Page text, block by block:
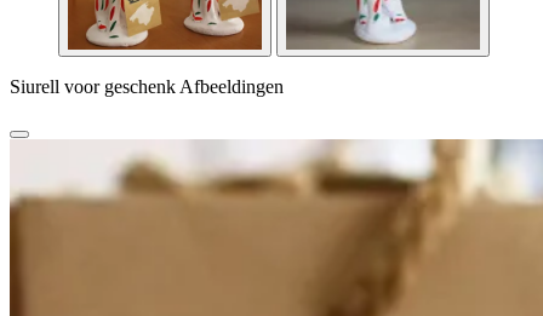
Siurell voor geschenk Afbeeldingen